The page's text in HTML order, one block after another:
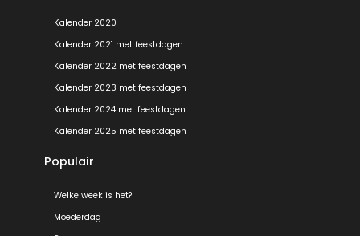
Kalender 2020
Kalender 2021 met feestdagen
Kalender 2022 met feestdagen
Kalender 2023 met feestdagen
Kalender 2024 met feestdagen
Kalender 2025 met feestdagen
Populair
Welke week is het?
Moederdag